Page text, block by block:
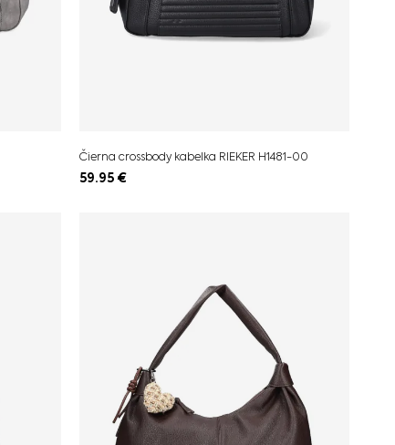
Čierna crossbody kabelka RIEKER H1481-00
59.95€